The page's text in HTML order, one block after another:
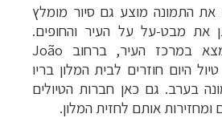
את התמונה מוצע גם סיור מומלץ
את מבט-על על העיר והחופים.
במרכז העיר, ברחוב João
היום חוזרים לבית המלון בריו
בערב. גם כאן חברות הטיולים
ומחזירות אותם לחזית המלון.